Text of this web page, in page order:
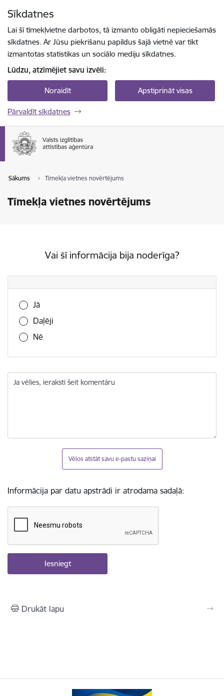
Sīkdatnes
Lai šī tīmekļvietne darbotos, tā izmanto obligāti nepieciešamās
sīkdatnes. Ar Jūsu piekrišanu papildus šajā vietnē var tikt
izmantotas statistikas un sociālo mediju sīkdatnes.
Lūdzu, atzīmējiet savu izvēli:
Noraidīt Apstiprināt visas
Pārvaldīt sīkdatnes
Sākums Tīmekļa vietnes novērtējums
Tīmekļa vietnes novērtējums
Vai šī informācija bija noderīga?
Vai šī informācija bija noderīga?
Jā
Daļēji
Nē
Ja vēlies, ieraksti šeit komentāru
Vēlos atstāt savu e-pastu saziņai
Informācija par datu apstrādi ir atrodama sadaļā:
Drukāt lapu